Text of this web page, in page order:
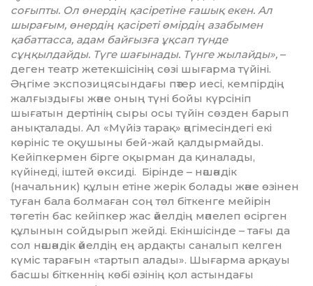
соғыпты. Ол өнердің қасіретіне ғашық екен. Ал
шырағым, өнер­дің қасіреті өмірдің азабымен
қабаттасса, адам бай­ғызға ұқсап түнде
сұңқылдайды. Түге ша­ғынады. Түнге жылайды», –
деген театр жетекшісінің сөзі шығарма түйіні.
Әңгіме экспозицясындағы пәтер иесі, кемпірдің
жалғыздығы және оның түні бойы күрсініп
шығатын дертінің сыры осы түйін сөзден барып
анықталады. Ал «Мүйіз тарақ» әңгімесіндегі екі
көрініс те оқушыны бей-жай қалдырмайды.
Кейіпкермен бірге оқырман да қиналады,
күйінеді, іштей өксиді. Бірінде – нәшәндік
(начальник) құлын етіне жерік болады және өзінен
туған бала болмаған соң төл біткенге мейірін
төгетін бас кейіпкер жас әйелдің мәпелеп өсірген
құлынын сойдырып жейді. Екіншісінде – тағы да
сол нәшәндік әйелдің ең ардақты саналып келген
күміс тарағын «тартып алады». Шығарма арқауы
басшы біткеннің көбі өзінің қол астындағы